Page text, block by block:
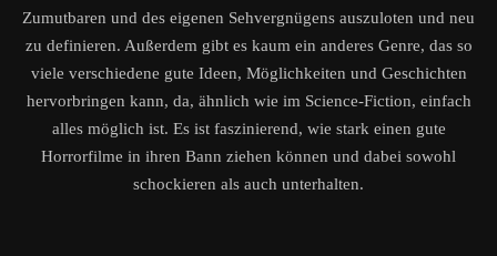
Zumutbaren und des eigenen Sehvergnügens auszuloten und neu
zu definieren. Außerdem gibt es kaum ein anderes Genre, das so
viele verschiedene gute Ideen, Möglichkeiten und Geschichten
hervorbringen kann, da, ähnlich wie im Science-Fiction, einfach
alles möglich ist. Es ist faszinierend, wie stark einen gute
Horrorfilme in ihren Bann ziehen können und dabei sowohl
schockieren als auch unterhalten.